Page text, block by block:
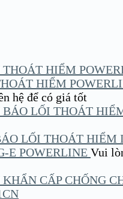
HIỂM
hệ để có giá tốt
LỐI THOÁT HIỂM
E POWERLINE Vui